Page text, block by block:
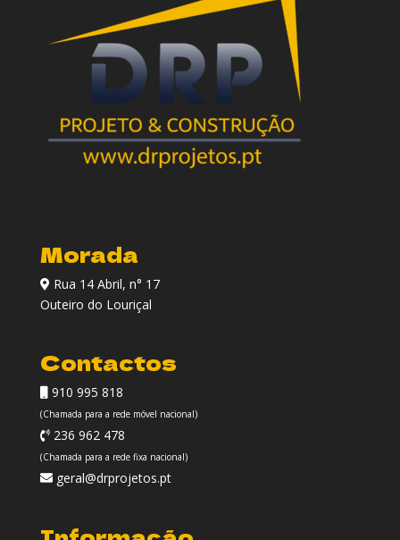
Morada
Rua 14 Abril, n° 17
Outeiro do Louriçal
Contactos
910 995 818
(Chamada para a rede móvel nacional)
236 962 478
(Chamada para a rede fixa nacional)
geral@drprojetos.pt